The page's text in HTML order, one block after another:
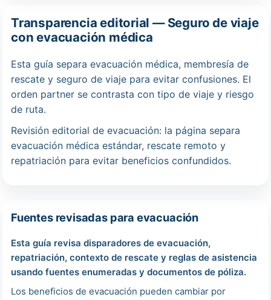
Transparencia editorial — Seguro de viaje
con evacuación médica
Esta guía separa evacuación médica, membresía de
rescate y seguro de viaje para evitar confusiones. El
orden partner se contrasta con tipo de viaje y riesgo
de ruta.
Revisión editorial de evacuación: la página separa
evacuación médica estándar, rescate remoto y
repatriación para evitar beneficios confundidos.
Fuentes revisadas para evacuación
Esta guía revisa disparadores de evacuación,
repatriación, contexto de rescate y reglas de asistencia
usando fuentes enumeradas y documentos de póliza.
Los beneficios de evacuación pueden cambiar por